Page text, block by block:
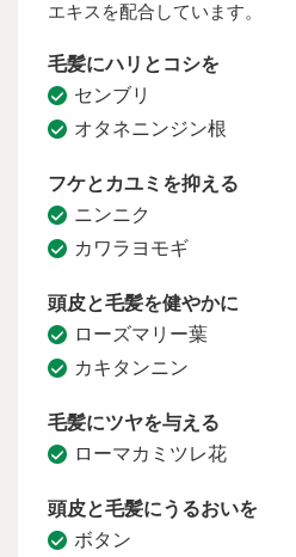
エキスを配合しています。
毛髪にハリとコシを
センブリ
オタネニンジン根
フケとカユミを抑える
ニンニク
カワラヨモギ
頭皮と毛髪を健やかに
ローズマリー葉
カキタンニン
毛髪にツヤを与える
ローマカミツレ花
頭皮と毛髪にうるおいを
ボタン